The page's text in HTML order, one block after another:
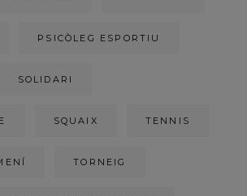
PSICÒLEG ESPORTIU
SOLIDARI
SQUAIX TENNIS
TORNEIG